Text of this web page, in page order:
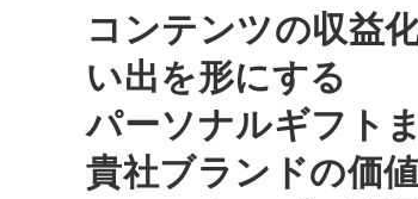
コンテンツの収益
い出を形にする
パーソナルギフトま
貴社ブランドの価